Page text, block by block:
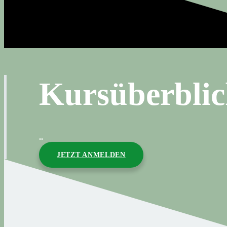
..
JETZT ANMELDEN